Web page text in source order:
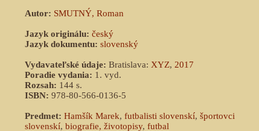
Autor: SMUTNÝ, Roman
Jazyk originálu: český
Jazyk dokumentu: slovenský
Vydavateľské údaje: Bratislava: XYZ, 2017
Poradie vydania: 1. vyd.
Rozsah: 144 s.
ISBN: 978-80-566-0136-5
Predmet: Hamšík Marek, futbalisti slovenskí, športovci
slovenskí, biografie, životopisy, futbal